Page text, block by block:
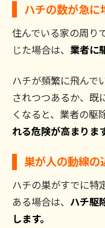
ハチの数が急に
住んでいる家の周り
じた場合は、 業者に
ハチが頻繁に飛んで
されつつあるか、既
くなると、業者の駆
れる危険が高まりま
巣が人の動線の
ハチの巣がすでに特
ある場合は、 ハチ駆
します。